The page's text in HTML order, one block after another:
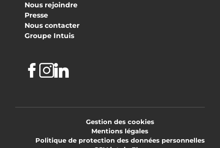
Nous rejoindre
Presse
Nous contacter
Groupe Intuis
Facebook
Instagram
Linkedin
Gestion des cookies
Mentions légales
Politique de protection des données personnelles